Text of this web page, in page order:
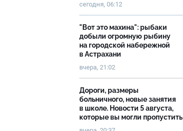
сегодня, 06:12
"Вот это махина": рыбаки
добыли огромную рыбину
на городской набережной
в Астрахани
вчера, 21:02
Дороги, размеры
больничного, новые занятия
в школе. Новости 5 августа,
которые вы могли пропустить